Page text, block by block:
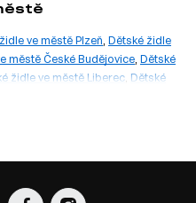
ve městě Plzeň Dětské židle
městě České Budějovice Dětské
židle ve městě Liberec Dětské